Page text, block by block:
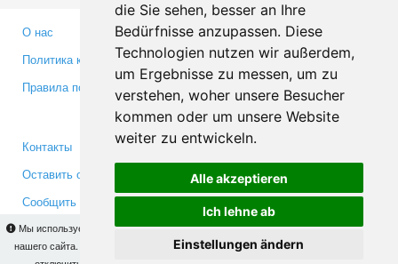
die Sie sehen, besser an Ihre
Bedürfnisse anzupassen. Diese
Technologien nutzen wir außerdem,
um Ergebnisse zu messen, um zu
verstehen, woher unsere Besucher
kommen oder um unsere Website
weiter zu entwickeln.
Alle akzeptieren
Ich lehne ab
Einstellungen ändern
Мы используем cookies для того, чтобы Вы могли использовать весь функционал
нашего сайта. На
Вы сможете узнать подробности и, при желании,
О нас
Политика конфиденциальности
Правила пользования
Партнерам
Инвесторам
Медиа
Контакты
Оставить отзыв
Сообщить об ошибке
Facebook
Twitter
YouTube
Google+